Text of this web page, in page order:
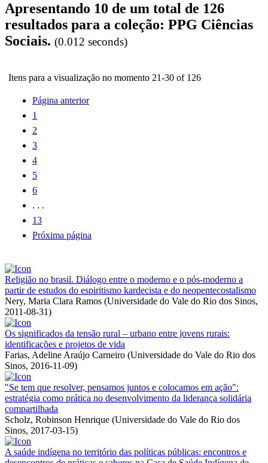
Apresentando 10 de um total de 126
resultados para a coleção: PPG Ciências
Sociais. (0.012 seconds)
Itens para a visualização no momento 21-30 of 126
Página anterior
1
2
3
4
5
6
. . .
13
Próxima página
Religião no brasil. Diálogo entre o moderno e o pós-moderno a
partir de estudos do espiritismo kardecista e do neopentecostalismo
Nery, Maria Clara Ramos (Universidade do Vale do Rio dos Sinos,
2011-08-31)
Os significados da tensão rural – urbano entre jovens rurais:
identificações e projetos de vida
Farias, Adeline Araújo Carneiro (Universidade do Vale do Rio dos
Sinos, 2016-11-09)
"Se tem que resolver, pensamos juntos e colocamos em ação":
estratégia como prática no desenvolvimento da liderança solidária
compartilhada
Scholz, Robinson Henrique (Universidade do Vale do Rio dos
Sinos, 2017-03-15)
A saúde indígena no território das políticas públicas: encontros e